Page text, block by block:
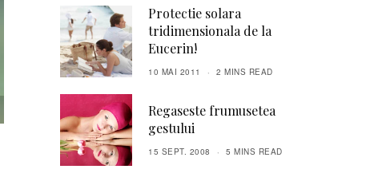
Protectie solara
tridimensionala de la
Eucerin!
10 MAI 2011 2 MINS READ
Regaseste frumusetea
gestului
15 SEPT. 2008 5 MINS READ